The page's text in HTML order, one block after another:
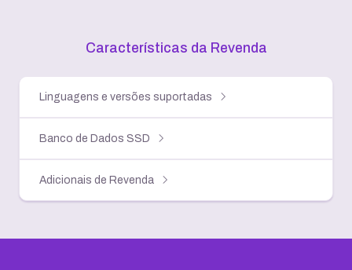
Características da Revenda
Linguagens e versões suportadas
Banco de Dados SSD
Adicionais de Revenda